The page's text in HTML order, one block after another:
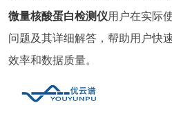
微量核酸蛋白检测仪用户在实际
问题及其详细解答，帮助用户快
效率和数据质量。